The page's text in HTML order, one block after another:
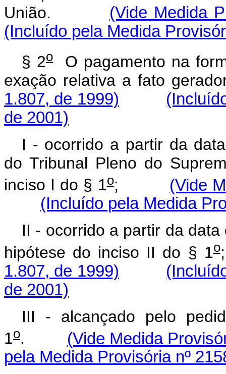
União. (Vide Medida
(Incluído pela Medida
§ 2oO pagamento na
exação relativa a fato
1.807, de 1999)
de 2001)
I - ocorrido a partir da
do Tribunal Pleno do
inciso I do § 1o; (Vide
(Incluído pela Medida
II - ocorrido a partir da
hipótese do inciso II do § 1o
1.807, de 1999)
de 2001)
III - alcançado pelo
1o. (Vide Medida
pela Medida Provisória nº